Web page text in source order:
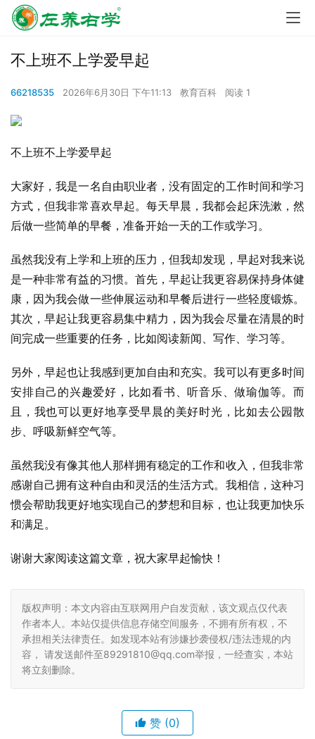
不上班不上学爱早起
66218535 2026年6月30日 下午11:13 教育百科 阅读 1
不上班不上学爱早起
大家好，我是一名自由职业者，没有固定的工作时间和学习
方式，但我非常喜欢早起。每天早晨，我都会起床洗漱，然
后做一些简单的早餐，准备开始一天的工作或学习。
虽然我没有上学和上班的压力，但我却发现，早起对我来说
是一种非常有益的习惯。首先，早起让我更容易保持身体健
康，因为我会做一些伸展运动和早餐后进行一些轻度锻炼。
其次，早起让我更容易集中精力，因为我会尽量在清晨的时
间完成一些重要的任务，比如阅读新闻、写作、学习等。
另外，早起也让我感到更加自由和充实。我可以有更多时间
安排自己的兴趣爱好，比如看书、听音乐、做瑜伽等。而
且，我也可以更好地享受早晨的美好时光，比如去公园散
步、呼吸新鲜空气等。
虽然我没有像其他人那样拥有稳定的工作和收入，但我非常
感谢自己拥有这种自由和灵活的生活方式。我相信，这种习
惯会帮助我更好地实现自己的梦想和目标，也让我更加快乐
和满足。
谢谢大家阅读这篇文章，祝大家早起愉快！
版权声明：本文内容由互联网用户自发贡献，该文观点仅代表
作者本人。本站仅提供信息存储空间服务，不拥有所有权，不
承担相关法律责任。如发现本站有涉嫌抄袭侵权/违法违规的内
容， 请发送邮件至89291810@qq.com举报，一经查实，本站
将立刻删除。
赞 (0)